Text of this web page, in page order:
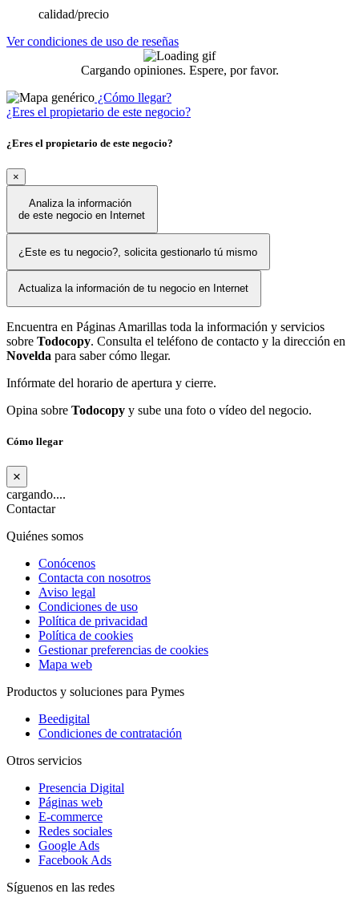
calidad/precio
Ver condiciones de uso de reseñas
Cargando opiniones. Espere, por favor.
¿Cómo llegar?
¿Eres el propietario de este negocio?
¿Eres el propietario de este negocio?
×
Analiza la información
de este negocio en Internet
¿Este es tu negocio?, solicita gestionarlo tú mismo
Actualiza la información de tu negocio en Internet
Encuentra en Páginas Amarillas toda la información y servicios
sobre Todocopy. Consulta el teléfono de contacto y la dirección en
Novelda para saber cómo llegar.
Infórmate del horario de apertura y cierre.
Opina sobre Todocopy y sube una foto o vídeo del negocio.
Cómo llegar
×
cargando....
Contactar
Quiénes somos
Conócenos
Contacta con nosotros
Aviso legal
Condiciones de uso
Política de privacidad
Política de cookies
Gestionar preferencias de cookies
Mapa web
Productos y soluciones para Pymes
Beedigital
Condiciones de contratación
Otros servicios
Presencia Digital
Páginas web
E-commerce
Redes sociales
Google Ads
Facebook Ads
Síguenos en las redes